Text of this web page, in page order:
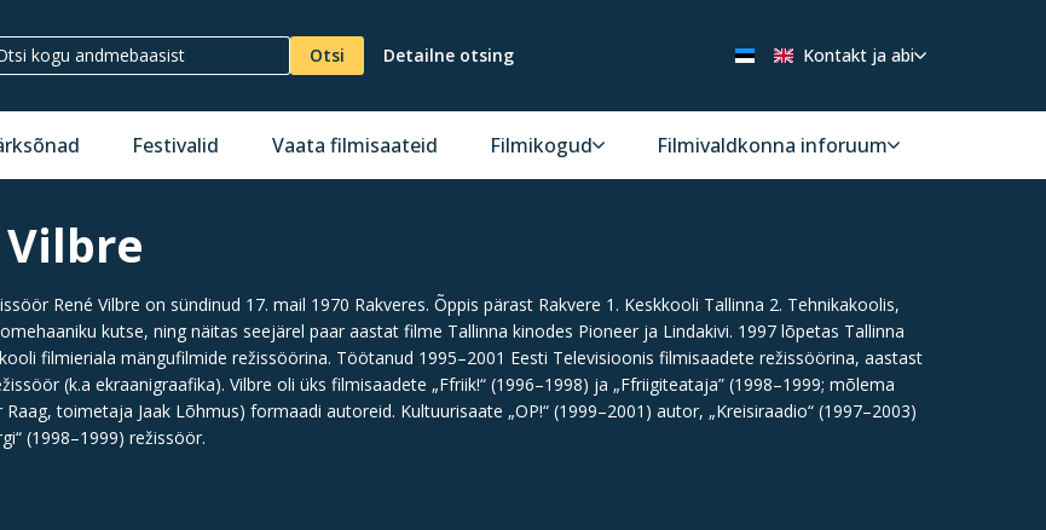
Otsi Detailne otsing Kontakt ja abi
Festivalid Vaata filmisaateid Filmikogud Filmivaldkonna inforuum
Vilbre
René Vilbre on sündinud 17. mail 1970 Rakveres. Õppis pärast Rakvere 1. Keskkooli Tallinna 2. Tehnikakoolis,
kutse, ning näitas seejärel paar aastat filme Tallinna kinodes Pioneer ja Lindakivi. 1997 lõpetas Tallinna
filmieriala mängufilmide režissöörina. Töötanud 1995–2001 Eesti Televisioonis filmisaadete režissöörina, aastast
(k.a ekraanigraafika). Vilbre oli üks filmisaadete „Ffriik!“ (1996–1998) ja „Ffriigiteataja” (1998–1999; mõlema
toimetaja Jaak Lõhmus) formaadi autoreid. Kultuurisaate „OP!“ (1999–2001) autor, „Kreisiraadio“ (1997–2003)
(1998–1999) režissöör.